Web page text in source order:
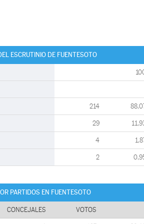
ESCRUTINIO DE FUENTESOTO
214
29
4
2
PARTIDOS EN FUENTESOTO
CONCEJALES VOTOS